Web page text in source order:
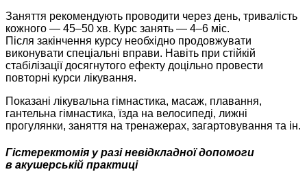
Заняття рекомендують проводити через день, тривалість
кожного — 45–50 хв. Курс занять — 4–6 міс.
Після закінчення курсу необхідно продовжувати
виконувати спеціальні вправи. Навіть при стійкій
стабілізації досягнутого ефекту доцільно провести
повторні курси лікування.
Показані лікувальна гімнастика, масаж, плавання,
гантельна гімнастика, їзда на велосипеді, лижні
прогулянки, заняття на тренажерах, загартовування та ін.
Гістеректомія у разі невідкладної допомоги
в акушерській практиці